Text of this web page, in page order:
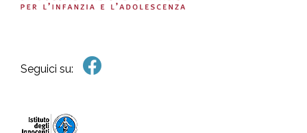
Seguici su: